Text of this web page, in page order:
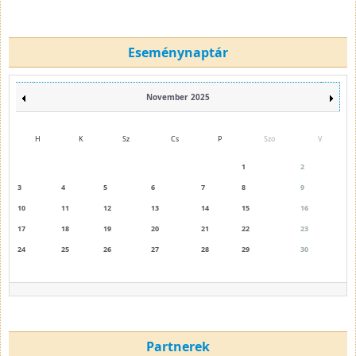
Eseménynaptár
November 2025
H K Sz Cs P Szo V
1
2
3
4 5 6 7 8
9
10
11 12 13 14 15
16
17
18 19 20 21 22
23
24
25 26 27 28 29 30
Partnerek